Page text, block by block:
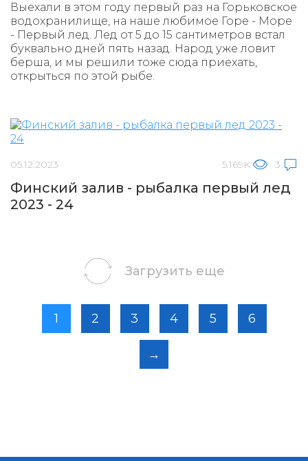
Выехали в этом году первый раз на Горьковское
водохранилище, на наше любимое Горе - Море
- Первый лед. Лед от 5 до 15 сантиметров встал
буквально дней пять назад. Народ уже ловит
берша, и мы решили тоже сюда приехать,
открыться по этой рыбе.
05.12.2023 5.169K 3
Финский залив - рыбалка первый лед
2023 - 24
Загрузить еще
1 2 3 4 5 6
→